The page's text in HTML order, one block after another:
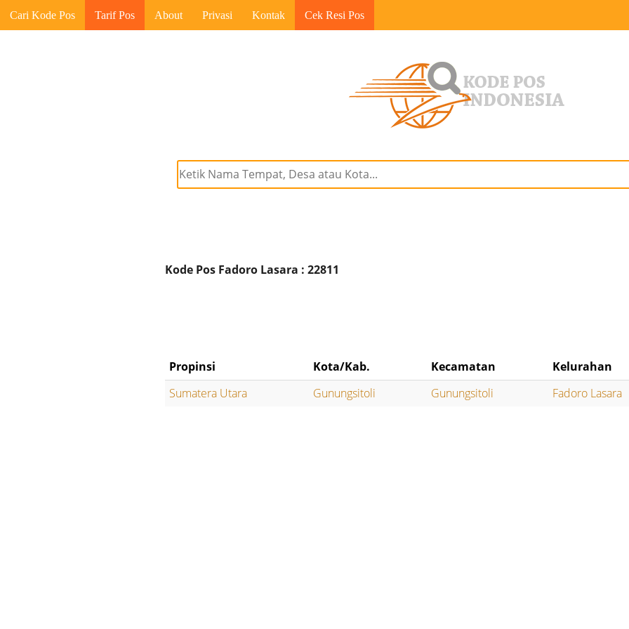
Cari Kode Pos Tarif Pos About Privasi Kontak Cek Resi Pos
Kode Pos Fadoro Lasara : 22811
Propinsi Kota/Kab. Kecamatan
Kelurahan
Sumatera Utara
Gunungsitoli Gunungsitoli Fadoro Lasara